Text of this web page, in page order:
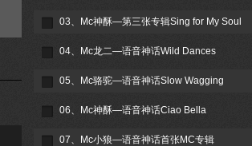
03、Mc神酥—第三张专辑Sing for My Soul
04、Mc龙二—语音神话Wild Dances
05、Mc骆驼—语音神话Slow Wagging
06、Mc神酥—语音神话Ciao Bella
07、Mc小狼—语音神话首张MC专辑